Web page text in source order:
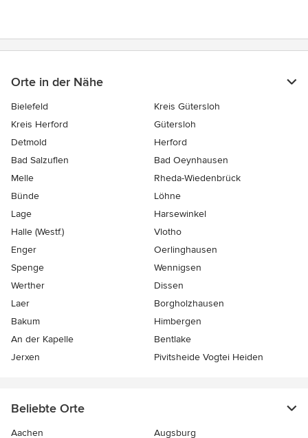
Orte in der Nähe
Bielefeld
Kreis Gütersloh
Kreis Herford
Gütersloh
Detmold
Herford
Bad Salzuflen
Bad Oeynhausen
Melle
Rheda-Wiedenbrück
Bünde
Löhne
Lage
Harsewinkel
Halle (Westf.)
Vlotho
Enger
Oerlinghausen
Spenge
Wennigsen
Werther
Dissen
Laer
Borgholzhausen
Bakum
Himbergen
An der Kapelle
Bentlake
Jerxen
Pivitsheide Vogtei Heiden
Beliebte Orte
Aachen Augsburg